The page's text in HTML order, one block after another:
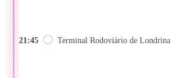
21:45 Terminal Rodoviário de Londrina